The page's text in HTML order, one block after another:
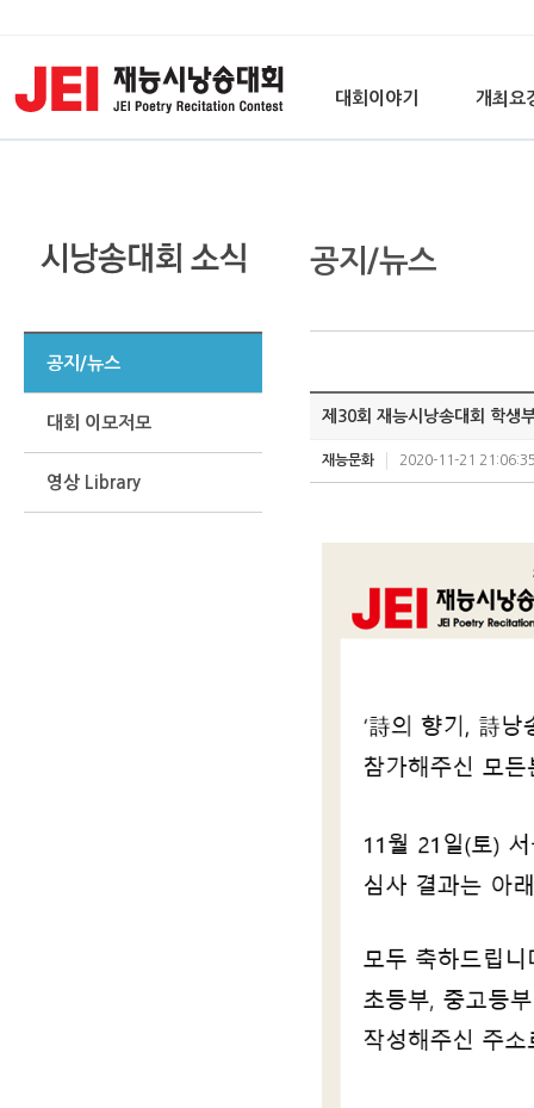
대회이야기 개최요
공지/뉴스
대회 이모저모
영상 Library
공지/뉴스
제30회 재능시낭송대회 학생
재능문화 2020-11-21